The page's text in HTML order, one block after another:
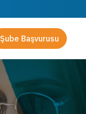
Şube Başvurusu